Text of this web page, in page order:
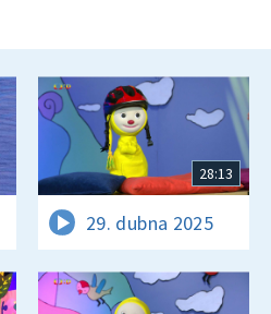
28:13
29. dubna 2025